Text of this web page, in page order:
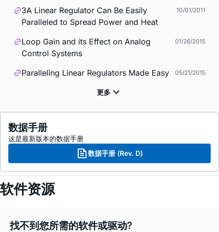
3A Linear Regulator Can Be Easily
Paralleled to Spread Power and Heat
10/01/2011
Loop Gain and its Effect on Analog
Control Systems
01/26/2015
Paralleling Linear Regulators Made Easy 05/21/2015
数据手册
这是最新版本的数据手册
数据手册 (Rev. D)
软件资源
找不到您所需的软件或驱动?